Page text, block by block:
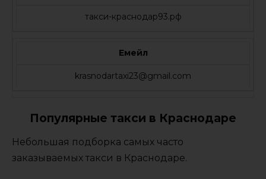
такси-краснодар93.рф
Емейл
krasnodartaxi23@gmail.com
Популярные такси в Краснодаре
Небольшая подборка самых часто
заказываемых такси в Краснодаре.